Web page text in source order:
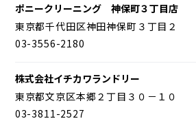
ポニークリーニング 神保町３丁目店
東京都千代田区神田神保町３丁目２
03-3556-2180
株式会社イチカワランドリー
東京都文京区本郷２丁目３０－１０
03-3811-2527